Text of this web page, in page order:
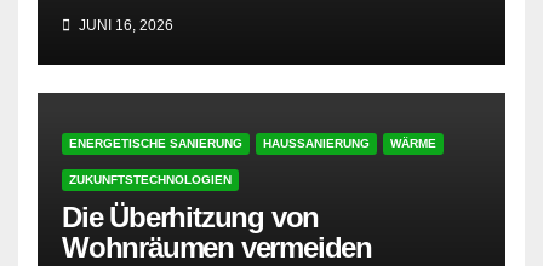
JUNI 16, 2026
ENERGETISCHE SANIERUNG HAUSSANIERUNG WÄRME
ZUKUNFTSTECHNOLOGIEN
Die Überhitzung von
Wohnräumen vermeiden